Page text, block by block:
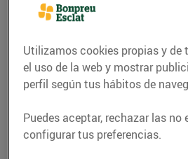
C. Pere de Lluna, 40 (43204)
Teléfono
977348080
Utilizamos cookies propias y de
el uso de la web y mostrar
perfil según tus hábitos de
Puedes aceptar, rechazar las no
configurar tus preferencias.